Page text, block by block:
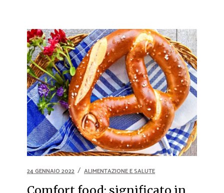
24 GENNAIO 2022 ALIMENTAZIONE E SALUTE
Comfort food: significato in